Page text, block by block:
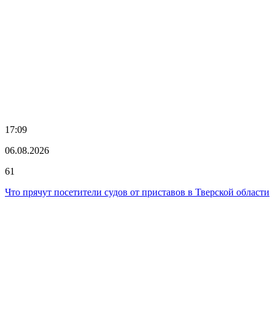
17:09
06.08.2026
61
Что прячут посетители судов от приставов в Тверской области